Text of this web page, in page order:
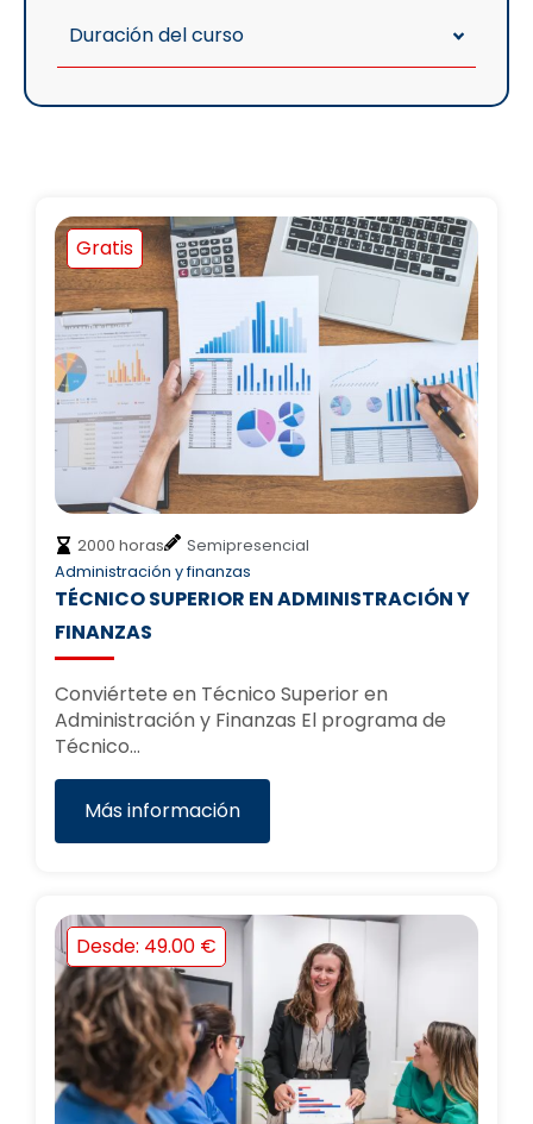
Duración del curso
Gratis
2000 horas
Semipresencial
Administración y finanzas
TÉCNICO SUPERIOR EN ADMINISTRACIÓN Y
FINANZAS
Conviértete en Técnico Superior en
Administración y Finanzas El programa de
Técnico…
Más información
Desde: 49.00 €